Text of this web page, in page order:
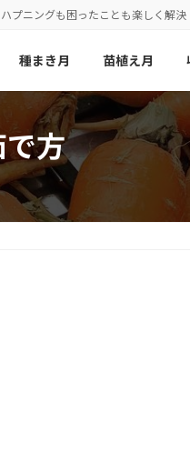
プニングも困ったことも楽しく解決
種まき月 苗植え月
方